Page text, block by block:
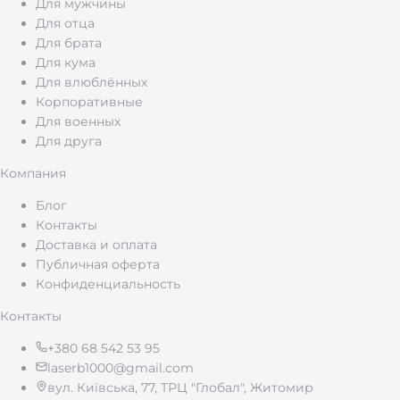
Металлическая ручка в футляре — один из
самых популярных подарочных форматов. Она
выглядит сдержанно, солидно и сразу создаёт
ощущение полноценного презента.
Преимущества такого варианта:
прочный металлический корпус;
приятный вес и баланс в руке.
Ручка в футляре подходит для деловых
подарков, благодарностей, наград или как
универсальный презент без лишних слов.
и эмоциональный подарок
Для мужчины
Для отца
Для брата
Для кума
Для влюблённых
Корпоративные
Для военных
Для друга
Компания
Блог
Контакты
Доставка и оплата
Публичная оферта
Конфиденциальность
Контакты
+380 68 542 53 95
laserb1000@gmail.com
вул. Київська, 77, ТРЦ "Глобал", Житомир